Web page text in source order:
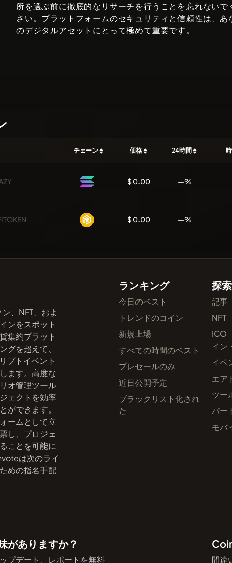
所を選ぶ前に徹底的なリサーチを行うことを忘れないで
さい。プラットフォームのセキュリティと信頼性は、あ
のデジタルアセットにとって極めて重要です。
チェーン 価格 24時間
$ 0.00 —%
$ 0.00 —%
、NFT、およ
ンをスポット
集約プラット
グを超えて、
プトイベント
ます。高度な
オ管理ツール
ェクトを効率
ができます。
ームとして立
し、プロジェ
ことを可能に
は次のライ
めの指名手配
ランキング
今日のベスト
トレンドのコイン
新規上場
すべての時間のベスト
プレセールのみ
近日公開予定
ブラックリスト化され
た
探索
記事
NFT
ICO
イン
イベ
エア
ツー
パー
モバ
がありますか？
プデート、レポートを無料 間違